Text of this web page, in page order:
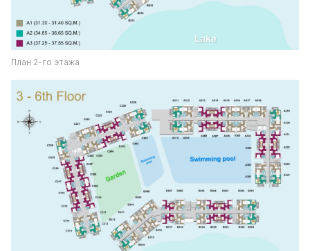
План 2-го этажа